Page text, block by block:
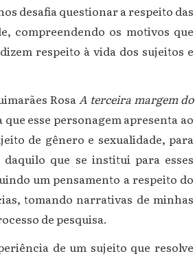
desafia questionar a respeito das
compreendendo os motivos que
respeito à vida dos sujeitos e
RosaA terceira margem do
esse personagem apresenta ao
de gênero e sexualidade, para
que se institui para esses
um pensamento a respeito do
tomando narrativas de minhas
de pesquisa.
de um sujeito que resolve